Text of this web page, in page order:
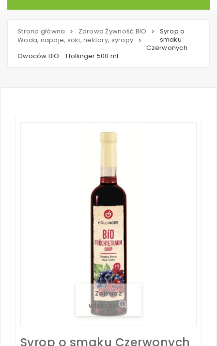
Strona główna > Zdrowa Żywność BIO
>
Woda, napoje, soki, nektary, syropy >
Syrop o
smaku
Czerwonych
Owoców BIO - Hollinger 500 ml
Zobacz
większe
Syrop o smaku Czerwonych